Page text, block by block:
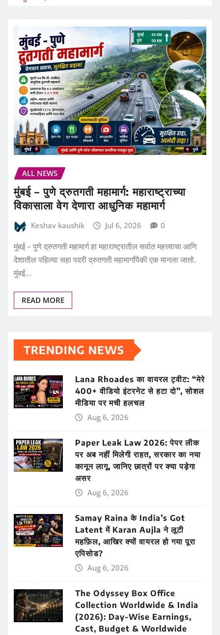
ALL NEWS
मुंबई – पुणे द्रुतगती महामार्ग: महाराष्ट्राच्या
विकासाला वेग देणारा आधुनिक महामार्ग
Keshav kaushik Jul 6, 2026 0
मुंबई – पुणे द्रुतगती महामार्ग हा महाराष्ट्रातील सर्वात महत्त्वाचा आणि
देशातील पहिल्या सहा पदरी द्रुतगती महामार्गांपैकी एक मानला जातो.
मुंबई…
READ MORE
TRENDING NEWS
Lana Rhoades का वायरल ट्वीट: “मेरे
400+ वीडियो इंटरनेट से हटा दो”, सोशल
मीडिया पर मची हलचल
Aug 6, 2026
Paper Leak Law 2026: पेपर लीक
पर अब नहीं मिलेगी राहत, सरकार का नया
कानून लागू, जानिए छात्रों पर क्या पड़ेगा
असर
Aug 6, 2026
Samay Raina के India’s Got
Latent में Karan Aujla ने लूटी
महफ़िल, आखिर क्यों वायरल हो गया पूरा
एपिसोड?
Aug 6, 2026
The Odyssey Box Office
Collection Worldwide & India
(2026): Day-Wise Earnings,
Cast, Budget & Worldwide